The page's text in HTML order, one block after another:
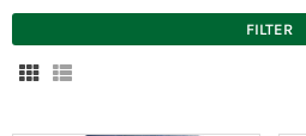
FILTER